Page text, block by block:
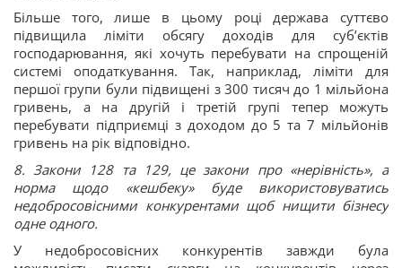
Більше того, лише в цьому році держава суттєво
підвищила ліміти обсягу доходів для суб’єктів
господарювання, які хочуть перебувати на спрощеній
системі оподаткування. Так, наприклад, ліміти для
першої групи були підвищені з 300 тисяч до 1 мільйона
гривень, а на другій і третій групі тепер можуть
перебувати підприємці з доходом до 5 та 7 мільйонів
гривень на рік відповідно.
8. Закони 128 та 129, це закони про «нерівність», а
норма щодо «кешбеку» буде використовуватись
недобросовісними конкурентами щоб нищити бізнесу
одне одного.
У недобросовісних конкурентів завжди була